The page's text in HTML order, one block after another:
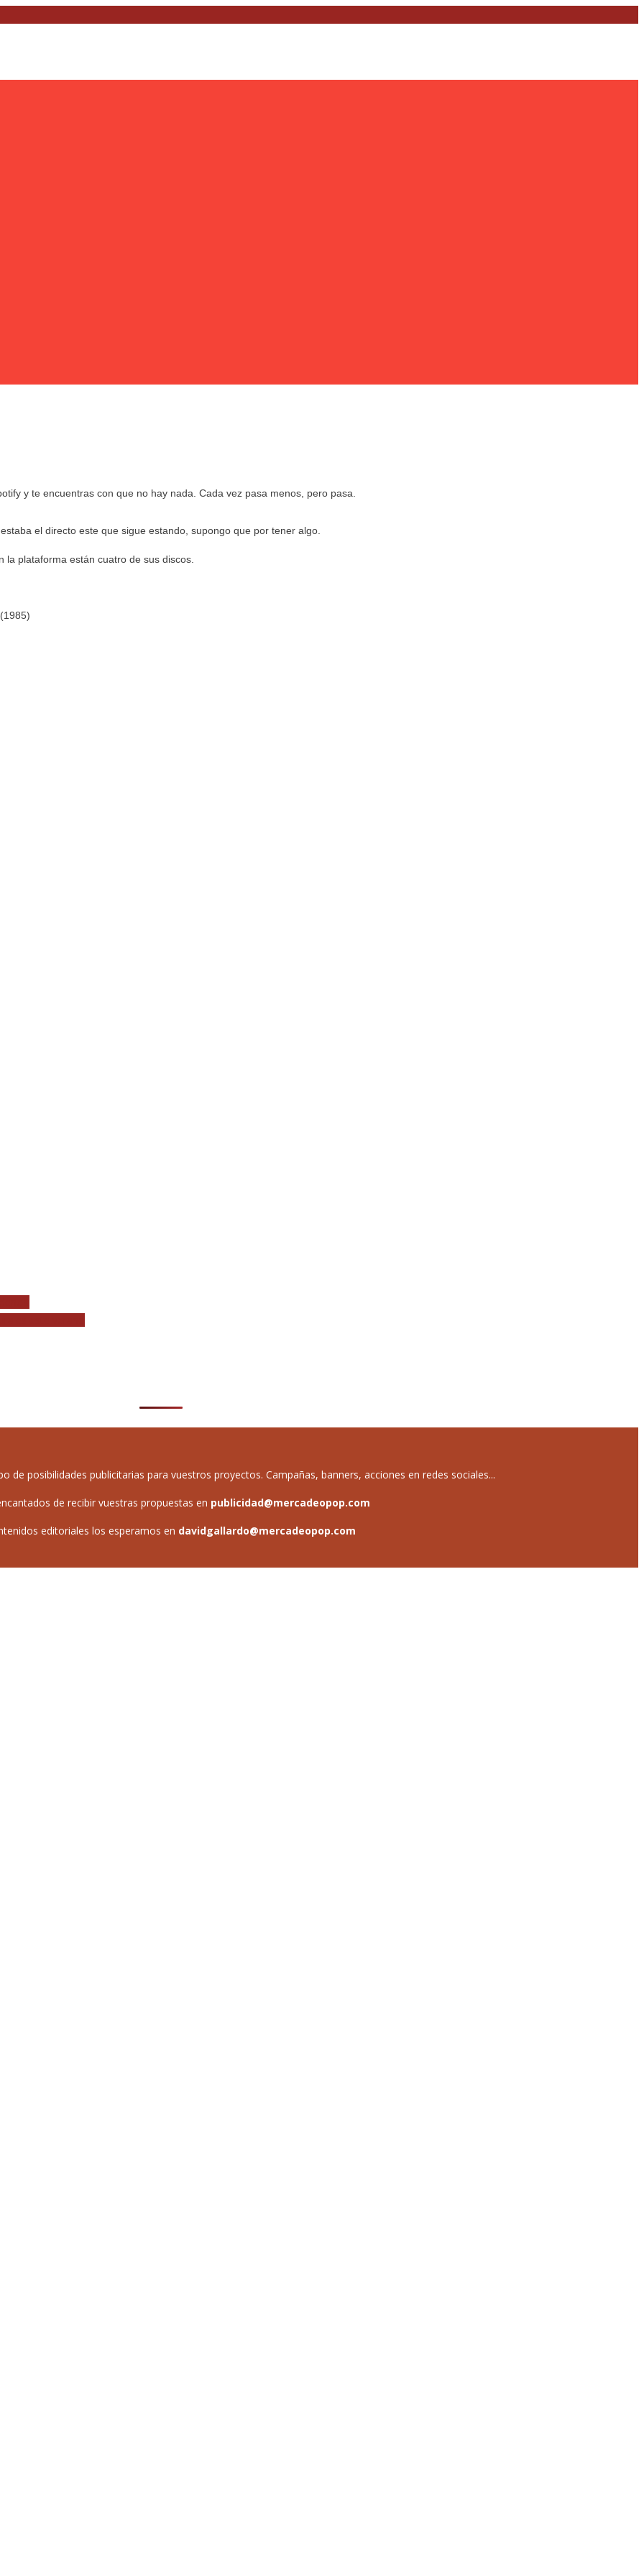
y te encuentras con que no hay nada. Cada vez pasa menos, pero pasa.
el directo este que sigue estando, supongo que por tener algo.
plataforma están cuatro de sus discos.
de posibilidades publicitarias para vuestros proyectos. Campañas, banners, acciones en redes sociales...
de recibir vuestras propuestas en publicidad@mercadeopop.com
editoriales los esperamos en davidgallardo@mercadeopop.com